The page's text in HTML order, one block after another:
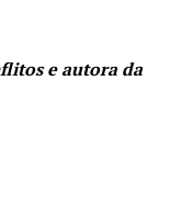
e autora da